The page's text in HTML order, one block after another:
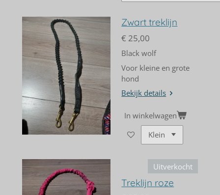
Zwart treklijn
€ 25,00
Black wolf
Voor kleine en grote
hond
Bekijk details
In winkelwagen
Uitverkocht
Treklijn roze